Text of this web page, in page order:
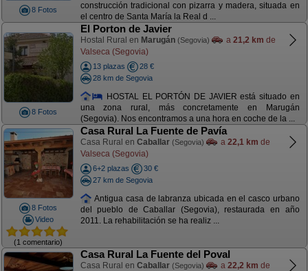
8 Fotos
construcción tradicional con pizarra y madera, situada en
el centro de Santa María la Real d ...
8 Fotos
El Porton de Javier
Hostal Rural en Marugán (Segovia) a 21,2 km de
Valseca (Segovia)
13 plazas
28 €
28 km de Segovia
HOSTAL EL PORTÓN DE JAVIER está situado en
una zona rural, más concretamente en Marugán
(Segovia). Nos encontramos a una hora en coche de la ...
8 Fotos
Video
(1 comentario)
Casa Rural La Fuente de Pavía
Casa Rural en Caballar (Segovia) a 22,1 km de
Valseca (Segovia)
6+2 plazas
30 €
27 km de Segovia
Antigua casa de labranza ubicada en el casco urbano
del pueblo de Caballar (Segovia), restaurada en año
2011. La rehabilitación se ha realiz ...
Casa Rural La Fuente del Poval
Casa Rural en Caballar (Segovia) a 22,2 km de